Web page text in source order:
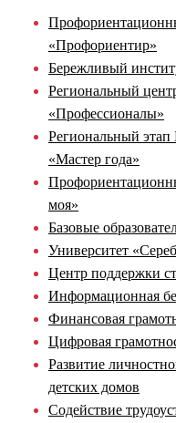
«Профориентир»
Бережливый
Региональный
«Профессионалы»
Региональный этап
«Мастер года»
моя»
Базовые
Университет
Центр поддержки
Информационная
Финансовая
Цифровая
Развитие
детских домов
Содействие